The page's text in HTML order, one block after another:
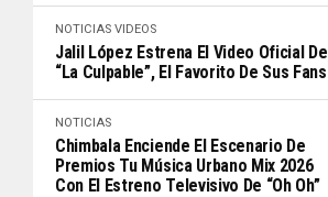
NOTICIAS VIDEOS
Jalil López Estrena El Video Oficial De
“La Culpable”, El Favorito De Sus Fans
NOTICIAS
Chimbala Enciende El Escenario De
Premios Tu Música Urbano Mix 2026
Con El Estreno Televisivo De “Oh Oh”